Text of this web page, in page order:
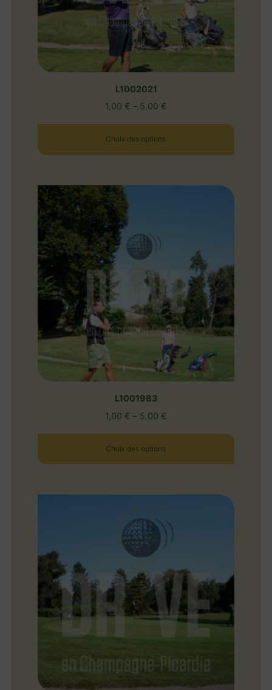
L1002021
1,00 € – 5,00 €
Choix des options
L1001983
1,00 € – 5,00 €
Choix des options